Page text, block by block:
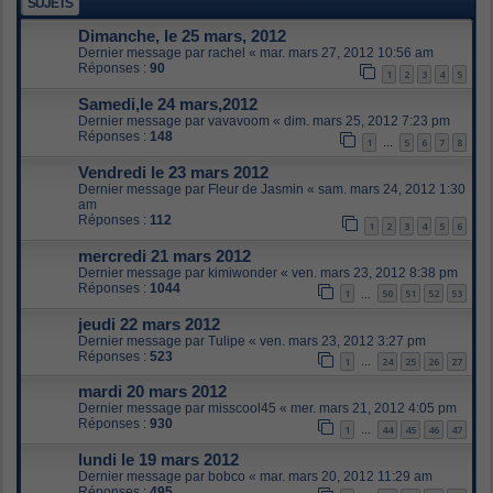
SUJETS
Dimanche, le 25 mars, 2012
Dernier message par rachel « mar. mars 27, 2012 10:56 am
Réponses : 90 1 2 3 4 5
Samedi,le 24 mars,2012
Dernier message par vavavoom « dim. mars 25, 2012 7:23 pm
Réponses : 148 1 5 6 7 8
Vendredi le 23 mars 2012
Dernier message par Fleur de Jasmin « sam. mars 24, 2012 1:30
am
Réponses : 112 1 2 3 4 5 6
mercredi 21 mars 2012
Dernier message par kimiwonder « ven. mars 23, 2012 8:38 pm
Réponses : 1044 1 50 51 52 53
jeudi 22 mars 2012
Dernier message par Tulipe « ven. mars 23, 2012 3:27 pm
Réponses : 523 1 … 24 25 26 27
mardi 20 mars 2012
Dernier message par misscool45 « mer. mars 21, 2012 4:05 pm
Réponses : 930 1 … 44 45 46 47
lundi le 19 mars 2012
Dernier message par bobco « mar. mars 20, 2012 11:29 am